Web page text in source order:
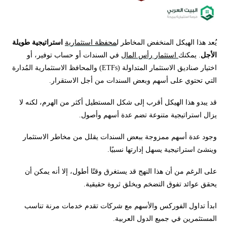
يُعد هذا الهيكل المنخفض المخاطر لمحفظة استثمارية استراتيجية طويلة
الأجل . يمكنك استثمار رأس المال في السندات أو حساب توفير، أو
اختيار صناديق الاستثمار المتداولة (ETFs) والمحافظ الاستثمارية المُدارة
التي تحتوي على أسهم وبعض السندات من أجل الاستقرار.
قد يبدو هذا الهيكل أقرب إلى شكل المستطيل أكثر من الهرم، لكنه لا
يزال استراتيجية متنوعة تضم عدة أسهم وأصول.
وجود عدة أسهم ممزوجة ببعض السندات يقلل من مخاطر الاستثمار
وينشئ استراتيجية يسهل إدارتها نسبيًا.
على الرغم من أن هذا النهج قد يستغرق وقتًا أطول، إلا أنه يمكن أن
يحقق عوائد تفوق التضخم ويخلق ثروة حقيقية.
ابدأ تداول الفوركس والأسهم مع شركات تقدم خدمات مرنة تناسب
المستثمرين في جميع الدول العربية.